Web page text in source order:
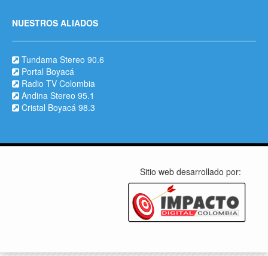
NUESTROS ALIADOS
Tundama Stereo 90.6
Portal Boyacá
Radio TV Colombia
Andina Stereo 95.1
Cristal Boyacá 98.3
Sitio web desarrollado por: